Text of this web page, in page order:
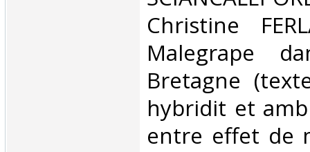
Christine
Malegrape
Bretagne
hybridit et
entre effet de